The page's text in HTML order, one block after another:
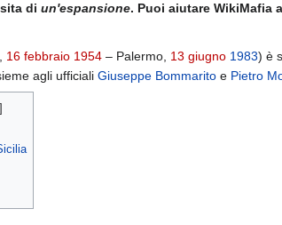
di un'espansione. Puoi aiutare WikiMafia
16 febbraio 1954 – Palermo, 13 giugno 1983) è
agli ufficiali Giuseppe Bommarito e Pietro